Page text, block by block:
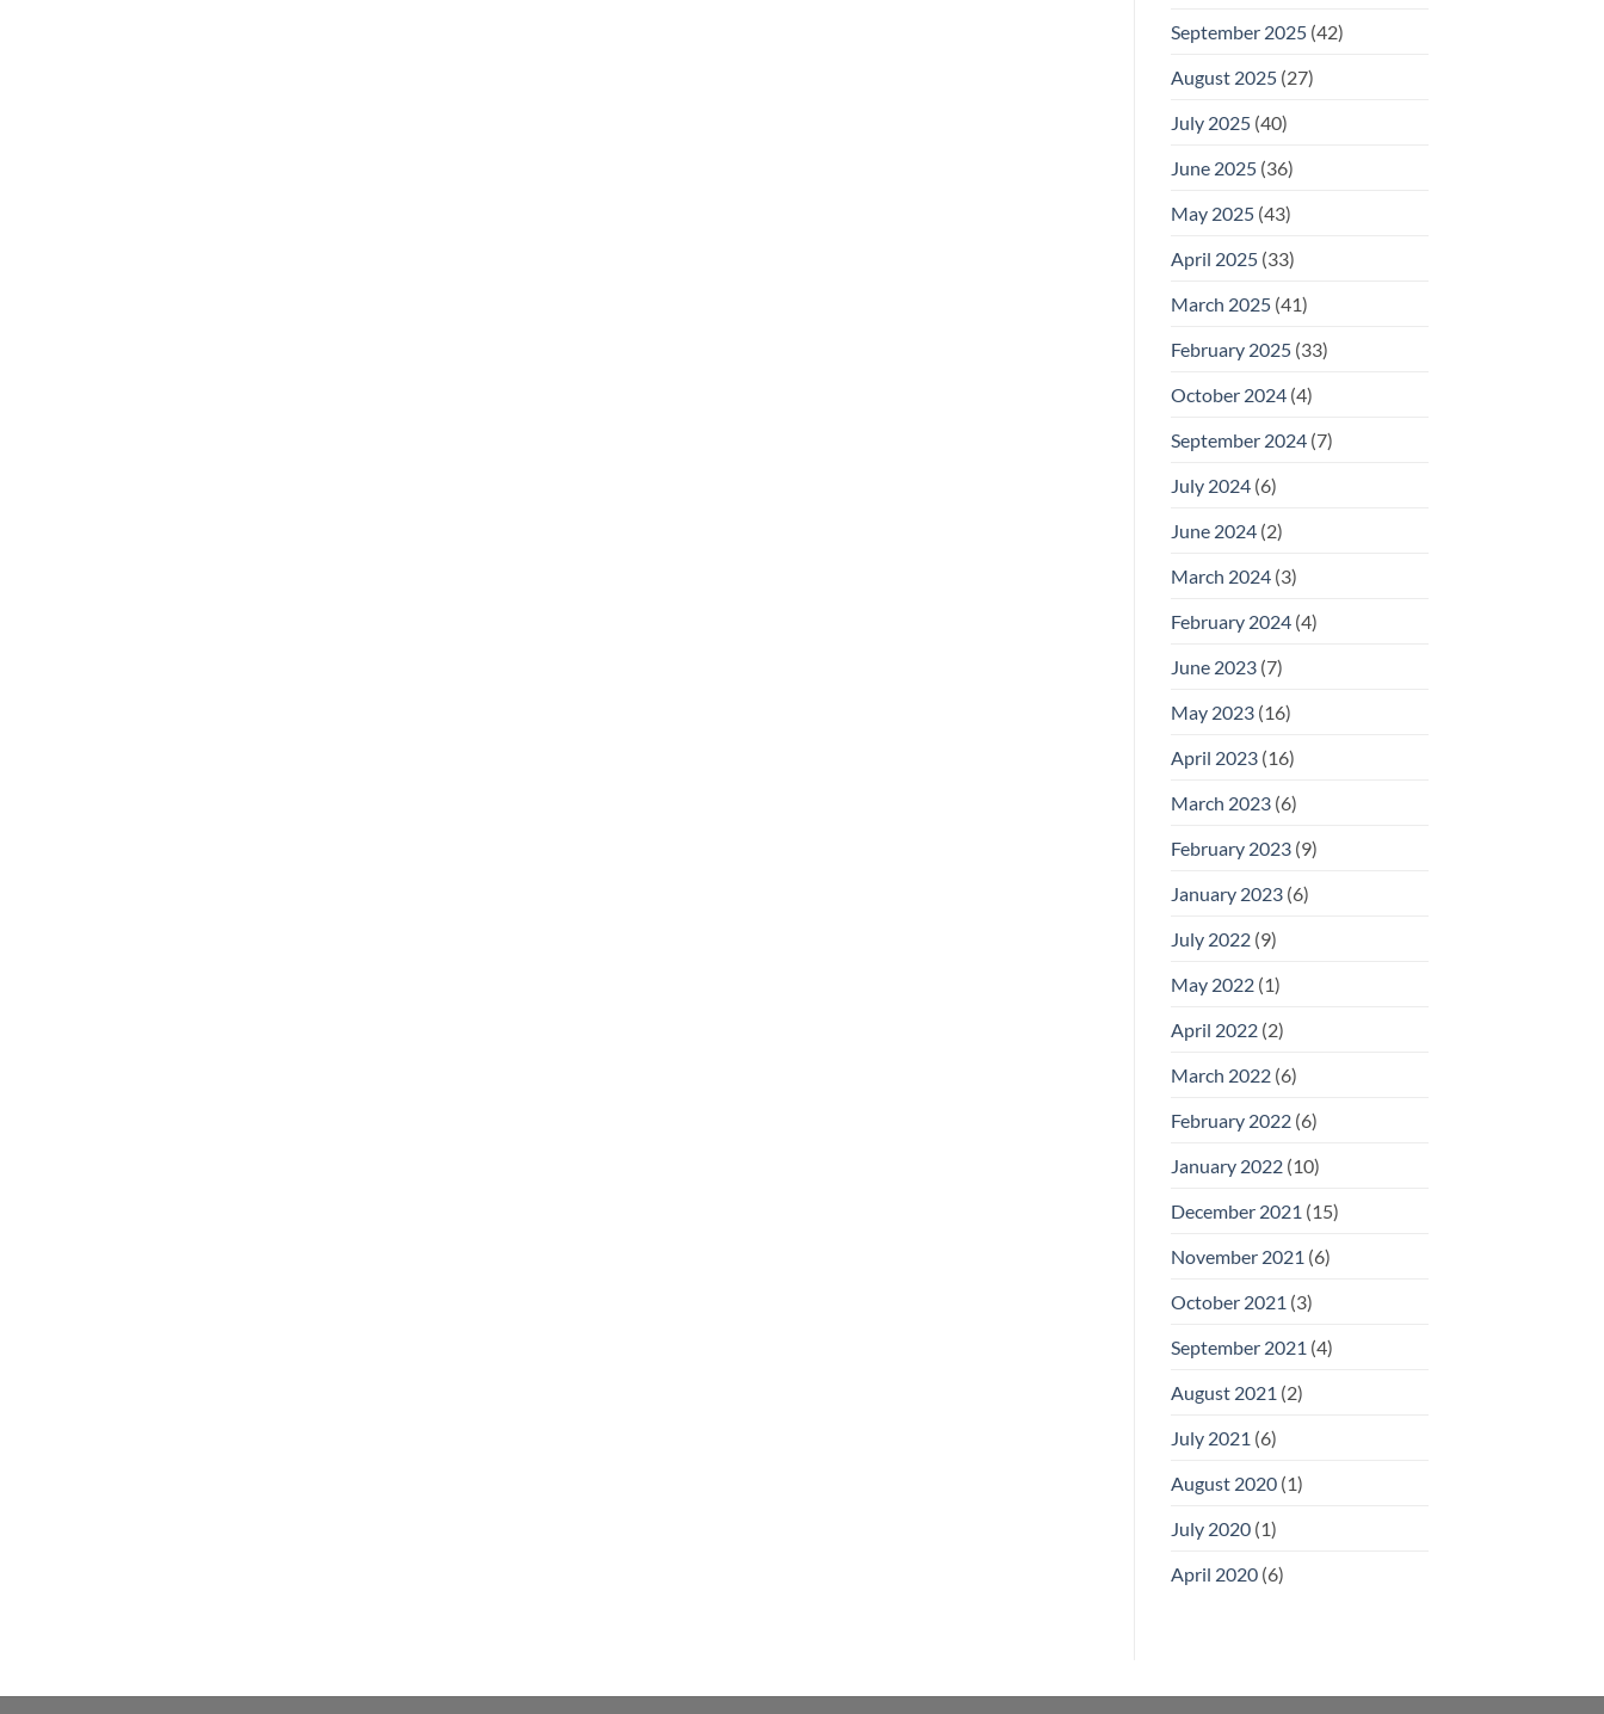
September 2025(42)
August 2025(27)
July 2025(40)
June 2025(36)
May 2025(43)
April 2025(33)
March 2025(41)
February 2025(33)
October 2024(4)
September 2024(7)
July 2024(6)
June 2024(2)
March 2024(3)
February 2024(4)
June 2023(7)
May 2023(16)
April 2023(16)
March 2023(6)
February 2023(9)
January 2023(6)
July 2022(9)
May 2022(1)
April 2022(2)
March 2022(6)
February 2022(6)
January 2022(10)
December 2021 (15)
November 2021 (6)
October 2021 (3)
September 2021 (4)
August 2021 (2)
July 2021 (6)
August 2020(1)
July 2020(1)
April 2020(6)